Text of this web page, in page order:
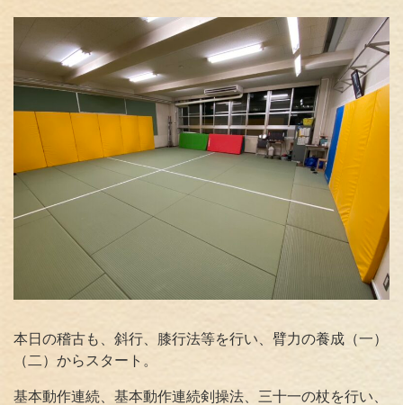
本日の稽古も、斜行、膝行法等を行い、臂力の養成（一）
（二）からスタート。
基本動作連続、基本動作連続剣操法、三十一の杖を行い、